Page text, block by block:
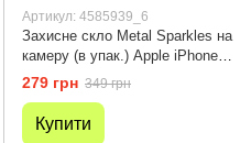
Артикул: 4585939_6
Захисне скло Metal Sparkles на
камеру (в упак.) Apple iPhone
11 Pro Max (Рожевий / Pink)
279 грн 349 грн
Купити